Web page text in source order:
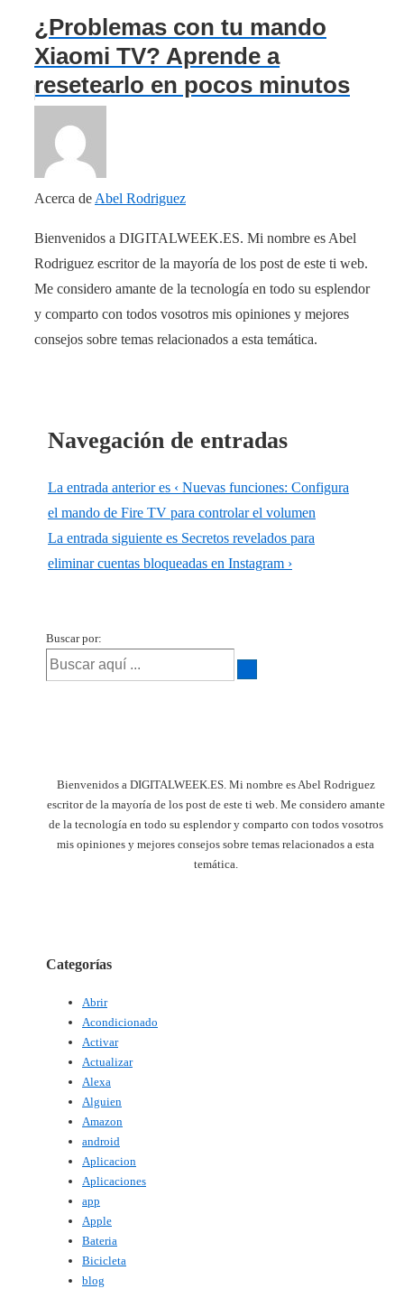
¿Problemas con tu mando
Xiaomi TV? Aprende a
resetearlo en pocos minutos
Acerca de Abel Rodriguez
Bienvenidos a DIGITALWEEK.ES. Mi nombre es Abel
Rodriguez escritor de la mayoría de los post de este ti web.
Me considero amante de la tecnología en todo su esplendor
y comparto con todos vosotros mis opiniones y mejores
consejos sobre temas relacionados a esta temática.
Navegación de entradas
La entrada anterior es ‹ Nuevas funciones: Configura
el mando de Fire TV para controlar el volumen
La entrada siguiente es Secretos revelados para
eliminar cuentas bloqueadas en Instagram ›
Buscar por:
Bienvenidos a DIGITALWEEK.ES. Mi nombre es Abel Rodriguez
escritor de la mayoría de los post de este ti web. Me considero amante
de la tecnología en todo su esplendor y comparto con todos vosotros
mis opiniones y mejores consejos sobre temas relacionados a esta
temática.
Categorías
Abrir
Acondicionado
Activar
Actualizar
Alexa
Alguien
Amazon
android
Aplicacion
Aplicaciones
app
Apple
Bateria
Bicicleta
blog